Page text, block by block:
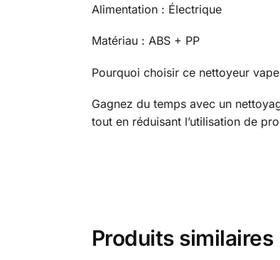
Alimentation : Électrique
Matériau : ABS + PP
Pourquoi choisir ce nettoyeur
Gagnez du temps avec un
tout en réduisant l’utilisation de
Produits similaires